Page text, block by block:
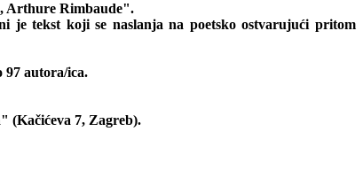
Arthure Rimbaude".
tekst koji se naslanja na poetsko ostvarujući pritom
autora/ica.
(Kačićeva 7, Zagreb).